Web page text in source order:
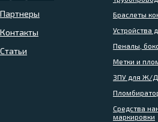
Партнеры
Контакты
Статьи
Браслеты
Устройства
Пеналы,
Метки и
ЗПУ для Ж/Д
Средства
маркировки